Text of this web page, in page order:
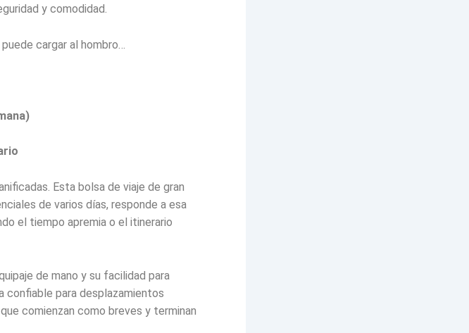
y comodidad.
cargar al hombro…
Esta bolsa de viaje de gran
de varios días, responde a esa
el tiempo apremia o el itinerario
de mano y su facilidad para
confiable para desplazamientos
comienzan como breves y terminan